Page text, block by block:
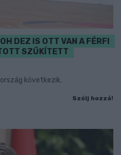
DEZ IS OTT VAN A FÉRFI
SZŰKÍTETT
következik.
Szólj hozzá!